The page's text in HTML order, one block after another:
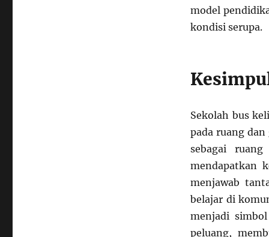
model
kondisi serupa.
Sekolah bus
pada ruang
sebagai
mendapatkan
menjawab
belajar di
menjadi
peluang,